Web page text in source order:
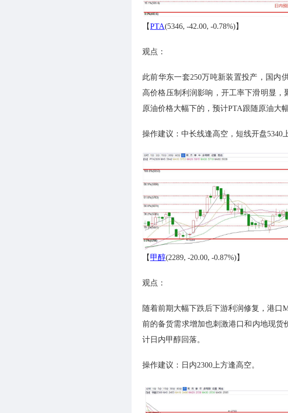
【PTA(5346, -42.00, -0.78%)】
观点：
此前华东一套250万吨新装置投产，国内
高价格压制利润影响，开工率下滑明显
原油价格大幅下的，预计PTA跟随原油大幅
操作建议：中长线逢高空，短线开盘5340
【 甲醇(2289, -20.00, -0.87%)】
观点：
随着前期大幅下跌后下游利润修复，港口
前的备货需求增加也刺激港口和内地现
计日内甲醇回落。
操作建议：日内2300上方逢高空。